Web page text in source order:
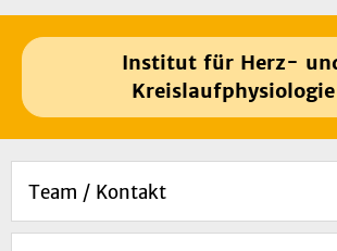
Institut für Herz-
Kreislaufphysiologie
Team / Kontakt